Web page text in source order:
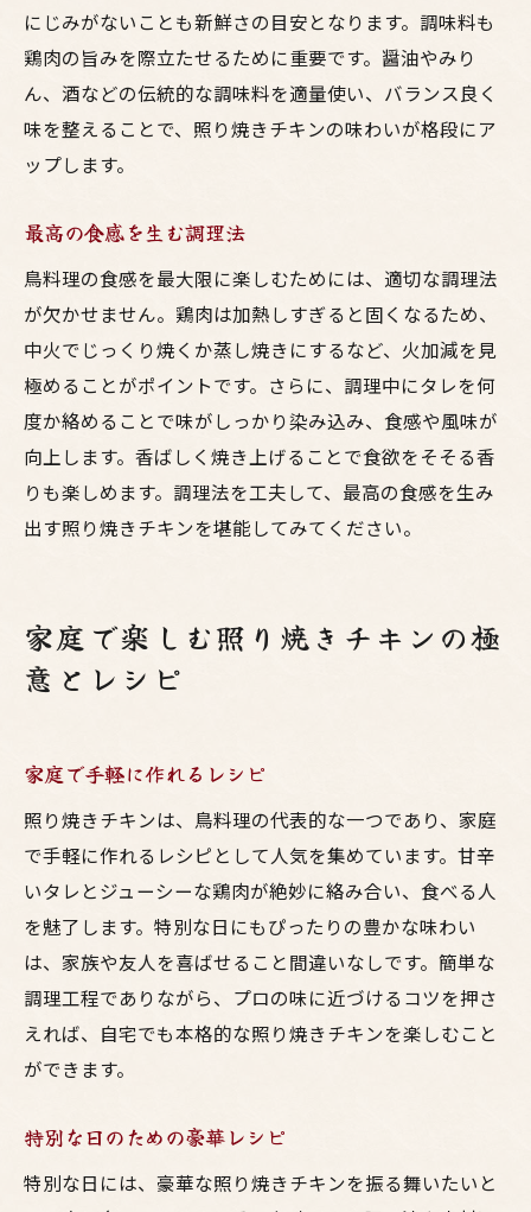
にじみがないことも新鮮さの目安となります。調味料も
鶏肉の旨みを際立たせるために重要です。醤油やみり
ん、酒などの伝統的な調味料を適量使い、バランス良く
味を整えることで、照り焼きチキンの味わいが格段にア
ップします。
最高の食感を生む調理法
鳥料理の食感を最大限に楽しむためには、適切な調理法
が欠かせません。鶏肉は加熱しすぎると固くなるため、
中火でじっくり焼くか蒸し焼きにするなど、火加減を見
極めることがポイントです。さらに、調理中にタレを何
度か絡めることで味がしっかり染み込み、食感や風味が
向上します。香ばしく焼き上げることで食欲をそそる香
りも楽しめます。調理法を工夫して、最高の食感を生み
出す照り焼きチキンを堪能してみてください。
家庭で楽しむ照り焼きチキンの極
意とレシピ
家庭で手軽に作れるレシピ
照り焼きチキンは、鳥料理の代表的な一つであり、家庭
で手軽に作れるレシピとして人気を集めています。甘辛
いタレとジューシーな鶏肉が絶妙に絡み合い、食べる人
を魅了します。特別な日にもぴったりの豊かな味わい
は、家族や友人を喜ばせること間違いなしです。簡単な
調理工程でありながら、プロの味に近づけるコツを押さ
えれば、自宅でも本格的な照り焼きチキンを楽しむこと
ができます。
特別な日のための豪華レシピ
特別な日には、豪華な照り焼きチキンを振る舞いたいと